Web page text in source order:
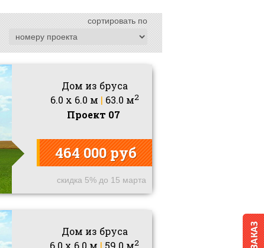
сортировать по
Дом из бруса
6.0 x 6.0 м | 63.0 м2
Проект 07
464 000 руб
скидка 5% до 15 марта
Дом из бруса
2